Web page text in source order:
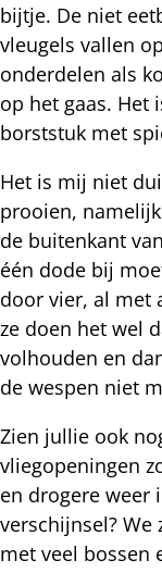
bijtje. De niet
vleugels vallen
onderdelen als
op het gaas. Het
borststuk met
Het is mij niet
prooien,
de buitenkant
één dode bij
door vier, al met
ze doen het wel
volhouden en
de wespen niet
Zien jullie ook
vliegopeningen
en drogere weer
verschijnsel?
met veel bossen